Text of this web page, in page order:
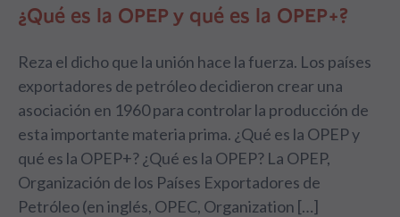
¿Qué es la OPEP y qué es la OPEP+?
Reza el dicho que la unión hace la fuerza. Los países
exportadores de petróleo decidieron crear una
asociación en 1960 para controlar la producción de
esta importante materia prima. ¿Qué es la OPEP y
qué es la OPEP+? ¿Qué es la OPEP? La OPEP,
Organización de los Países Exportadores de
Petróleo (en inglés, OPEC, Organization […]